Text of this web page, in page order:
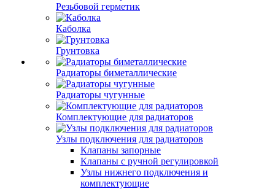
Резьбовой герметик
Каболка
Грунтовка
Радиаторы биметаллические
Радиаторы чугунные
Комплектующие для радиаторов
Узлы подключения для радиаторов
Клапаны запорные
Клапаны с ручной регулировкой
Узлы нижнего подключения и
комплектующие